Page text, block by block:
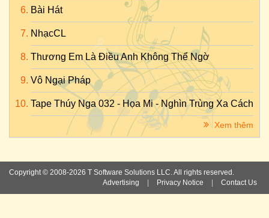
Bài Hát
NhạcCL
Thương Em Là Điều Anh Không Thể Ngờ
Vô Ngại Pháp
Tape Thúy Nga 032 - Họa Mi - Nghìn Trùng Xa Cách
Xem thêm
Copyright © 2008-2026 T Software Solutions LLC. All rights reserved.
Advertising
Privacy Notice Contact Us